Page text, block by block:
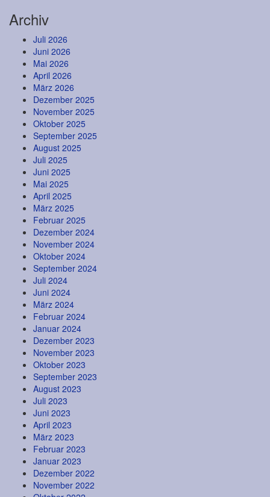
Archiv
Juli 2026
Juni 2026
Mai 2026
April 2026
März 2026
Dezember 2025
November 2025
Oktober 2025
September 2025
August 2025
Juli 2025
Juni 2025
Mai 2025
April 2025
März 2025
Februar 2025
Dezember 2024
November 2024
Oktober 2024
September 2024
Juli 2024
Juni 2024
März 2024
Februar 2024
Januar 2024
Dezember 2023
November 2023
Oktober 2023
September 2023
August 2023
Juli 2023
Juni 2023
April 2023
März 2023
Februar 2023
Januar 2023
Dezember 2022
November 2022